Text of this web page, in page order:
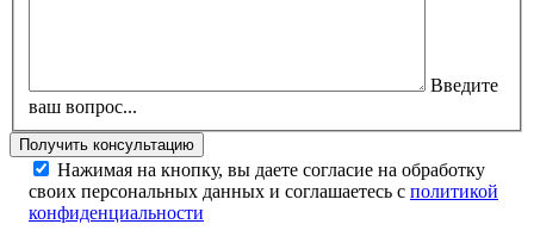
Введите
ваш вопрос...
Нажимая на кнопку, вы даете согласие на обработку
своих персональных данных и соглашаетесь с политикой
конфиденциальности